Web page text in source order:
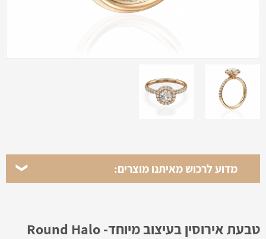
מדוע לרכוש מאיתנו מוצרים:
טבעת אירוסין בעיצוב מיוחד- Round Halo